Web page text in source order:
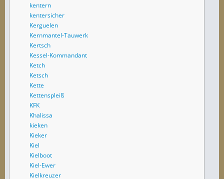
kentern
kentersicher
Kerguelen
Kernmantel-Tauwerk
Kertsch
Kessel-Kommandant
Ketch
Ketsch
Kette
Kettenspleiß
KFK
Khalissa
kieken
Kieker
Kiel
Kielboot
Kiel-Ewer
Kielkreuzer